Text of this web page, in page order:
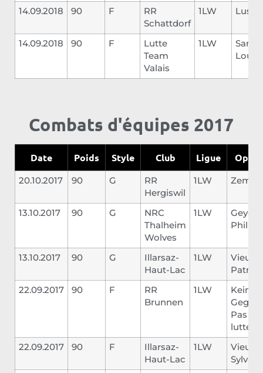
14.09.2018 90 F
RR
Schattdorf
1LW Lussi
14.09.2018 90 F
Lutte
Team
Valais
1LW
Louis
Combats d'équipes 2017
Date Poids Style Club Ligue
20.10.2017 90 G
RR
Hergiswil
1LW Zemp
13.10.2017 90 G
NRC
Thalheim
Wolves
1LW
Geyer
13.10.2017 90 G
Illarsaz-
Haut-Lac
1LW
Vieux
Patrick
22.09.2017
90 F
RR
Brunnen
1LW
Kein
Pas du
lutter
22.09.2017
90 F
Illarsaz-
Haut-Lac
1LW
Vieux
Sylvain